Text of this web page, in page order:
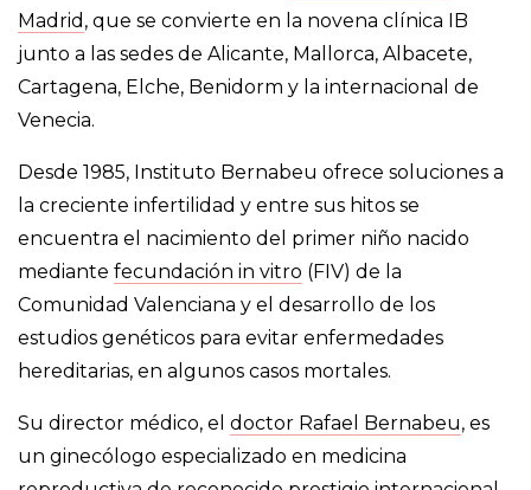
Madrid , que se convierte en la novena clínica IB
junto a las sedes de Alicante, Mallorca, Albacete,
Cartagena, Elche, Benidorm y la internacional de
Venecia.
Desde 1985, Instituto Bernabeu ofrece soluciones a
la creciente infertilidad y entre sus hitos se
encuentra el nacimiento del primer niño nacido
mediante fecundación in vitro (FIV) de la
Comunidad Valenciana y el desarrollo de los
estudios genéticos para evitar enfermedades
hereditarias, en algunos casos mortales.
Su director médico, el doctor Rafael Bernabeu, es
un ginecólogo especializado en medicina